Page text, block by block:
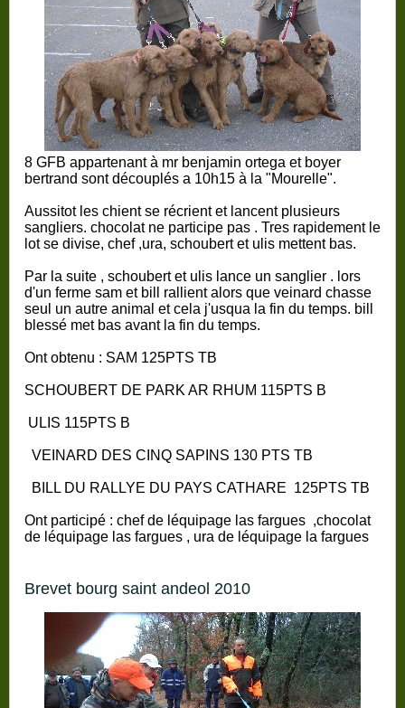
8 GFB appartenant à mr benjamin ortega et boyer
bertrand sont découplés a 10h15 à la "Mourelle".
Aussitot les chient se récrient et lancent plusieurs
sangliers. chocolat ne participe pas . Tres rapidement le
lot se divise, chef ,ura, schoubert et ulis mettent bas.
Par la suite , schoubert et ulis lance un sanglier . lors
d'un ferme sam et bill rallient alors que veinard chasse
seul un autre animal et cela j'usqua la fin du temps. bill
blessé met bas avant la fin du temps.
Ont obtenu : SAM 125PTS TB
SCHOUBERT DE PARK AR RHUM 115PTS B
ULIS 115PTS B
VEINARD DES CINQ SAPINS 130 PTS TB
BILL DU RALLYE DU PAYS CATHARE 125PTS TB
Ont participé : chef de léquipage las fargues ,chocolat
de léquipage las fargues , ura de léquipage la fargues
brevet bourg saint andeol 2010